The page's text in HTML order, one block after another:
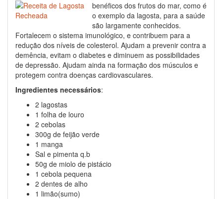
benéficos dos frutos do mar, como é
o exemplo da lagosta, para a saúde
são largamente conhecidos.
Fortalecem o sistema imunológico, e contribuem para a
redução dos níveis de colesterol. Ajudam a prevenir contra a
demência, evitam o diabetes e diminuem as possibilidades
de depressão. Ajudam ainda na formação dos músculos e
protegem contra doenças cardiovasculares.
Ingredientes necessários:
2 lagostas
1 folha de louro
2 cebolas
300g de feijão verde
1 manga
Sal e pimenta q.b
50g de miolo de pistácio
1 cebola pequena
2 dentes de alho
1 limão(sumo)